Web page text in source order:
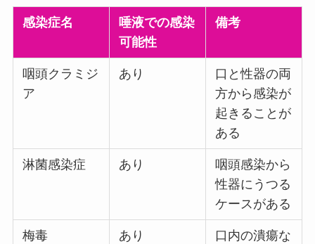
感染症名
唾液での感染
可能性
備考
咽頭クラミジ
ア
あり
口と性器の両
方から感染が
起きることが
ある
淋菌感染症 あり
咽頭感染から
性器にうつる
ケースがある
梅毒 あり
口内の潰瘍な